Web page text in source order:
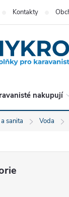
Kontakty
nakupují
sanita Voda